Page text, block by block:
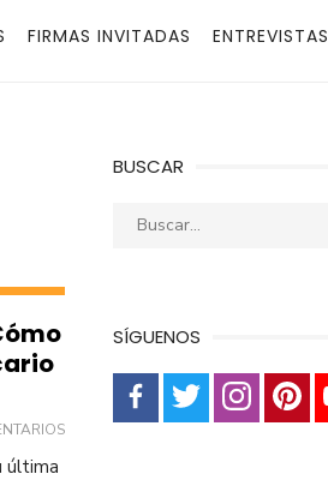
FIRMAS INVITADAS ENTREVISTAS
última
BUSCAR
Buscar:
SÍGUENOS